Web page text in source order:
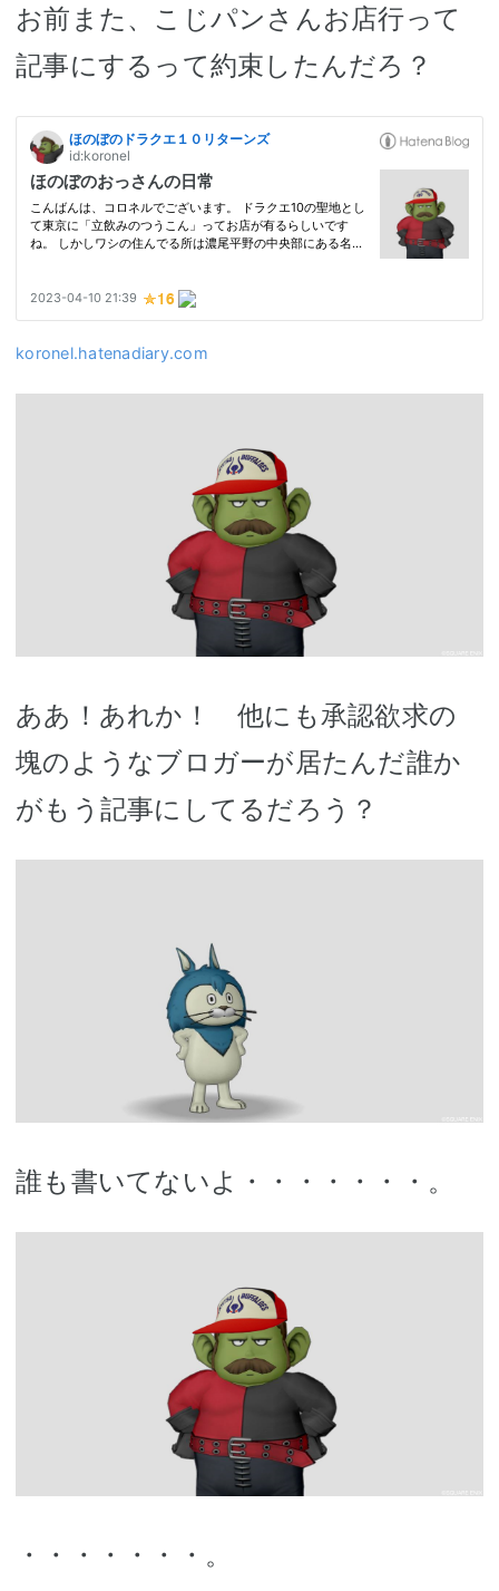
お前また、こじパンさんお店行って
記事にするって約束したんだろ？
koronel.hatenadiary.com
ああ！あれか！ 他にも承認欲求の
塊のようなブロガーが居たんだ誰か
がもう記事にしてるだろう？
誰も書いてないよ・・・・・・・。
・・・・・・・。